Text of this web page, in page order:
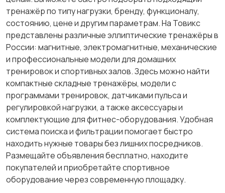
Батуты
тренажёр по типу нагрузки, бренду, функционалу,
состоянию, цене и другим параметрам. На Товикс
представлены различные эллиптические тренажёры в
России: магнитные, электромагнитные, механические
и профессиональные модели для домашних
тренировок и спортивных залов. Здесь можно найти
компактные складные тренажёры, модели с
программами тренировок, датчиками пульса и
регулировкой нагрузки, а также аксессуары и
комплектующие для фитнес-оборудования. Удобная
система поиска и фильтрации помогает быстро
находить нужные товары без лишних посредников.
Размещайте объявления бесплатно, находите
покупателей и приобретайте спортивное
оборудование через современную площадку.